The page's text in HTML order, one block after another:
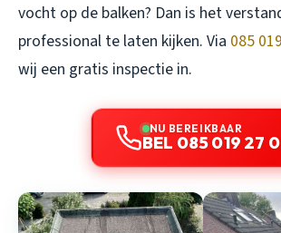
vocht op de balken? Dan is het
professional te laten kijken. Via 085
wij een gratis inspectie in.
NU BEREIKBAAR
BEL 085 019 27